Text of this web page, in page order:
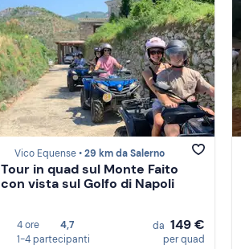
Vico Equense •29 km da Salerno
Tour in quad sul Monte Faito
con vista sul Golfo di Napoli
4 ore
4,7
1-4 partecipanti
da 149 €
per quad